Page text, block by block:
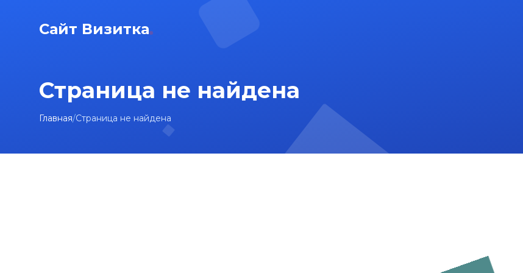
Сайт Визитка
Страница не найдена
Главная/Страница не найдена